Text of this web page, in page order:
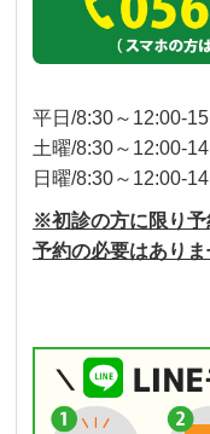
平日/8:30～12:00-
土曜/8:30～12:00-
日曜/8:30～12:00-
※初診の方に限り予
予約の必要はありま